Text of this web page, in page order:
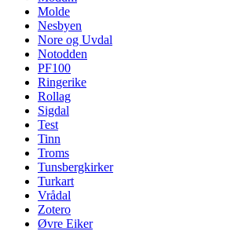
Molde
Nesbyen
Nore og Uvdal
Notodden
PF100
Ringerike
Rollag
Sigdal
Test
Tinn
Troms
Tunsbergkirker
Turkart
Vrådal
Zotero
Øvre Eiker